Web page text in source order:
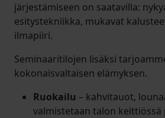
järjestämiseen on saatavilla:
esitystekniikka, mukavat
ilmapiiri.
Seminaaritilojen lisäksi
kokonaisvaltaisen elämyksen.
Ruokailu – kahvitauot,
valmistetaan talon keittiössä